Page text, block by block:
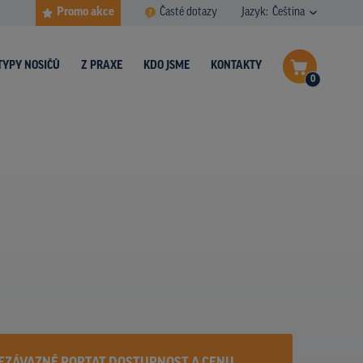
Promo akce Časté dotazy Jazyk: Čeština
0
NOSIČŮ Z PRAXE KDO JSME KONTAKTY